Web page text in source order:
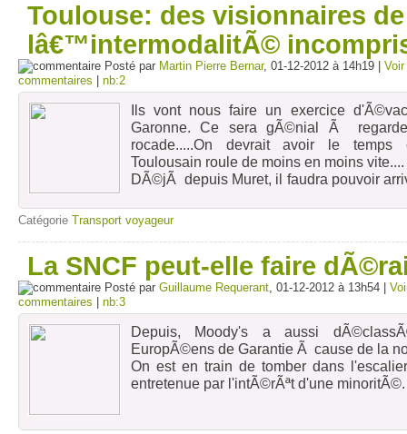
Toulouse: des visionnaires de
lâ€™intermodalitÃ©
Posté par Martin Pierre Bernar, 01-12-2012 à 14h19 |
commentaires
nb:2
Ils vont nous faire un exercice
Garonne. Ce sera gÃ©nial Ã
rocade.....On devrait avoir le temps
Toulousain roule de moins en moins vite....
DÃ©jÃ depuis Muret, il faudra pouvoir
Bonne frÃ©quentation le weekend, sauf
stations de ski....qui valent plusieurs
Catégorie Transport voyageur
La SNCF peut-elle faire
Posté par Guillaume Requerant, 01-12-2012 à 13h54 |
commentaires
nb:3
Depuis, Moody's a aussi
EuropÃ©ens de Garantie Ã cause de la
On est en train de tomber dans
entretenue par l'intÃ©rÃªt d'une minoritÃ©.